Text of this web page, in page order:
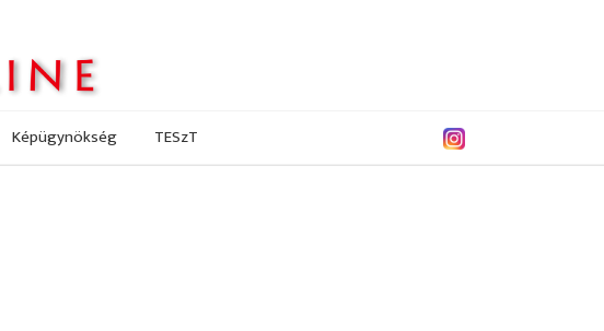
Képügynökség TESzT